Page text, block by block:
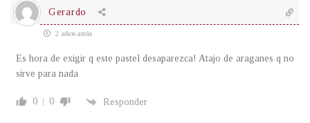
Gerardo
2 años atrás
Es hora de exigir q este pastel desaparezca! Atajo de araganes q no
sirve para nada
0 0 Responder